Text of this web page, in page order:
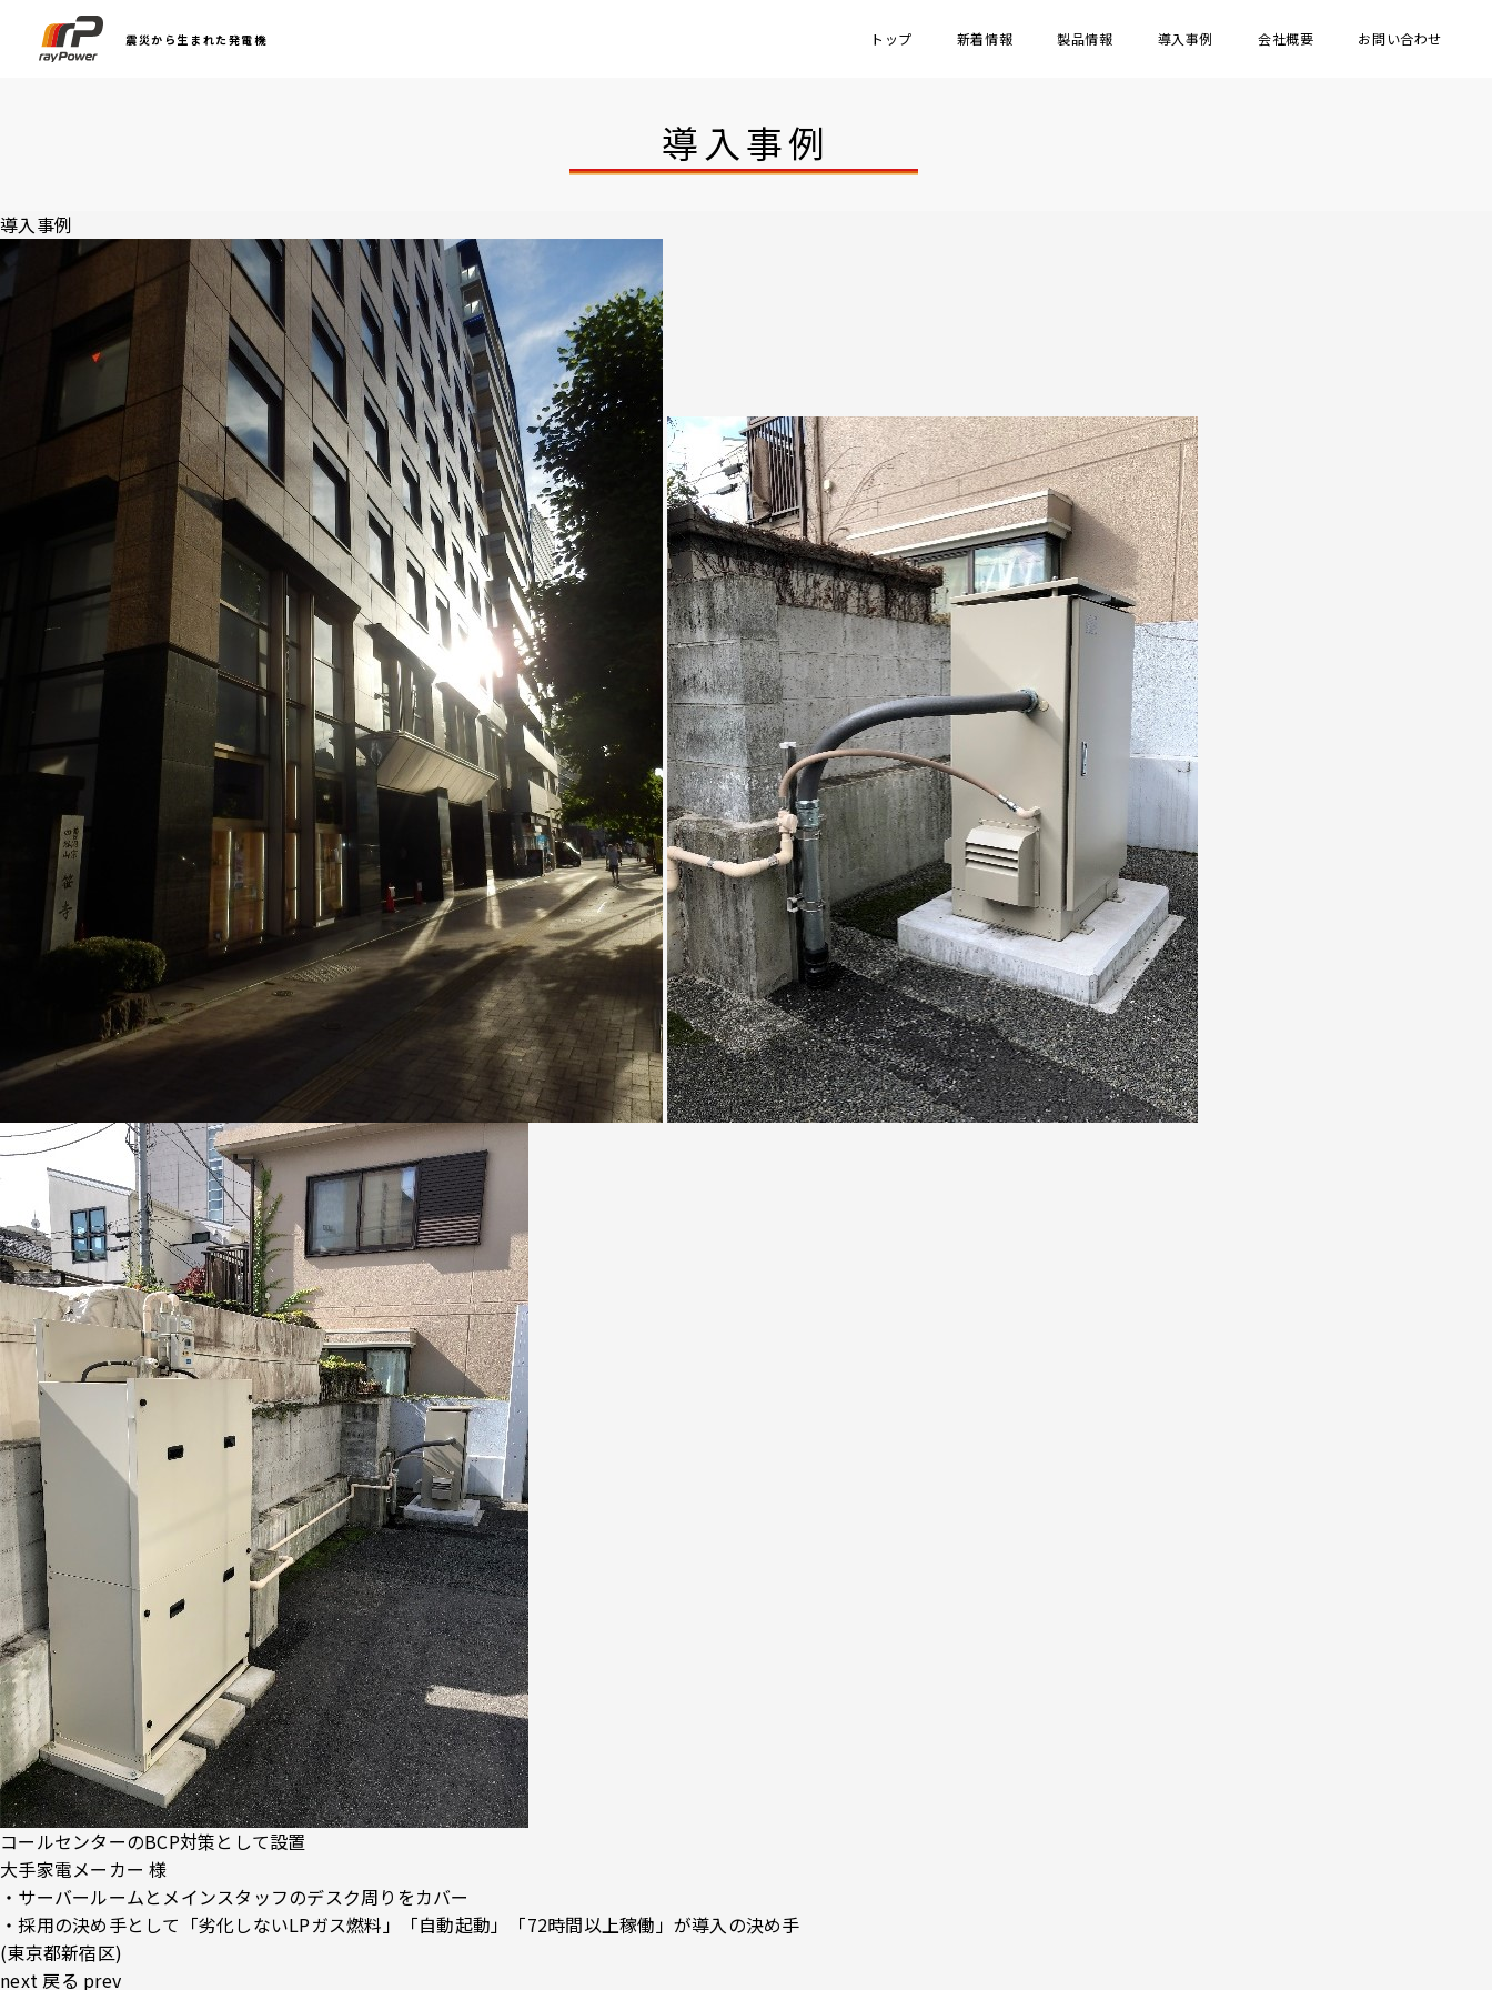
震災から生まれた発電機 トップ 新着情報 製品情報 導入事例 会社概要 お問い合わせ
導入事例
導入事例
コールセンターのBCP対策として設置
大手家電メーカー 様
・サーバールームとメインスタッフのデスク周りをカバー
・採用の決め手として「劣化しないLPガス燃料」「自動起動」「72時間以上稼働」が導入の決め手
(東京都新宿区)
next戻る prev